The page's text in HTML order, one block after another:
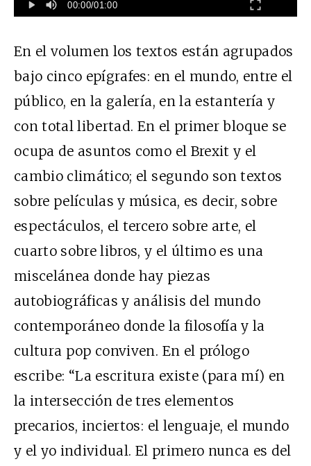
00:00/01:00
En el volumen los textos están agrupados
bajo cinco epígrafes: en el mundo, entre el
público, en la galería, en la estantería y
con total libertad. En el primer bloque se
ocupa de asuntos como el Brexit y el
cambio climático; el segundo son textos
sobre películas y música, es decir, sobre
espectáculos, el tercero sobre arte, el
cuarto sobre libros, y el último es una
miscelánea donde hay piezas
autobiográficas y análisis del mundo
contemporáneo donde la filosofía y la
cultura pop conviven. En el prólogo
escribe: “La escritura existe (para mí) en
la intersección de tres elementos
precarios, inciertos: el lenguaje, el mundo
y el yo individual. El primero nunca es del